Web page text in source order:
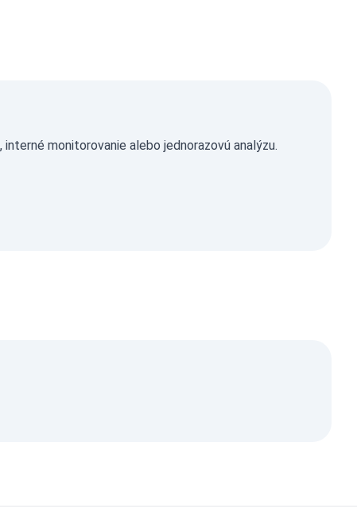
monitorovanie alebo jednorazovú analýzu.